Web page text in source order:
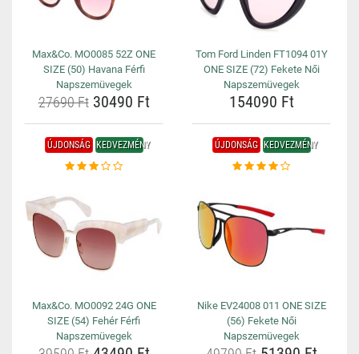
Max&Co. MO0085 52Z ONE
SIZE (50) Havana Férfi
Napszemüvegek
27690 Ft30490 Ft
Tom Ford Linden FT1094 01Y
ONE SIZE (72) Fekete Női
Napszemüvegek
154090 Ft
ÚJDONSÁG KEDVEZMÉNY
Max&Co. MO0092 24G ONE
SIZE (54) Fehér Férfi
Napszemüvegek
ÚJDONSÁG KEDVEZMÉNY
Nike EV24008 011 ONE SIZE
(56) Fekete Női
Napszemüvegek